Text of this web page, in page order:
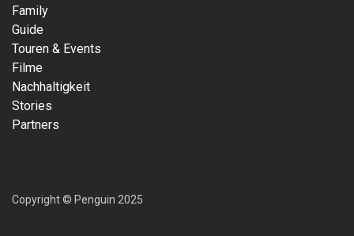
Family
Guide
Touren & Events
Filme
Nachhaltigkeit
Stories
Partners
Copyright © Penguin 2025